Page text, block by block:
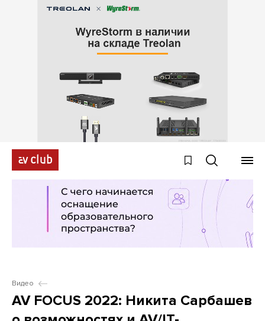
Видео
AV FOCUS 2022: Никита Сарбашев